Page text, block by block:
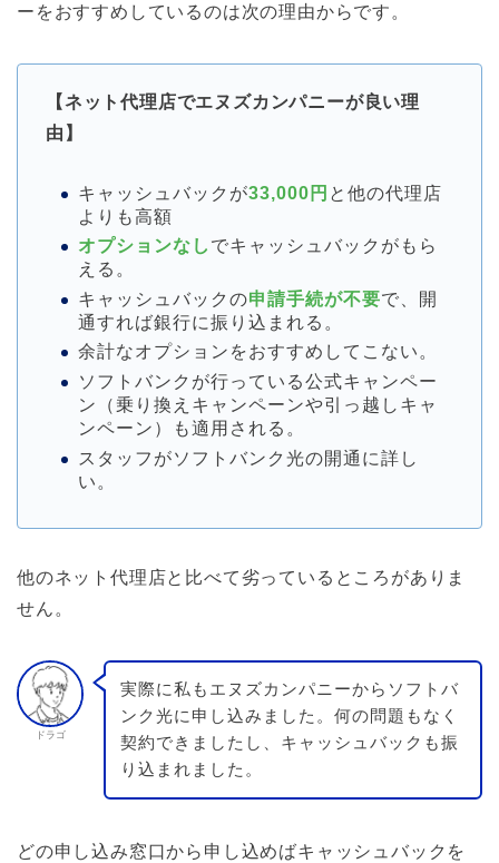
ーをおすすめしているのは次の理由からです。
【ネット代理店でエヌズカンパニーが良い理
由】
キャッシュバックが33,000円 と他の代理店
よりも高額
オプションなし でキャッシュバックがもら
える。
キャッシュバックの申請手続が不要で、開
通すれば銀行に振り込まれる。
余計なオプションをおすすめしてこない。
ソフトバンクが行っている公式キャンペー
ン（乗り換えキャンペーンや引っ越しキャ
ンペーン）も適用される。
スタッフがソフトバンク光の開通に詳し
い。
他のネット代理店と比べて劣っているところがありま
せん。
ドラゴ
実際に私もエヌズカンパニーからソフトバ
ンク光に申し込みました。何の問題もなく
契約できましたし、キャッシュバックも振
り込まれました。
どの申し込み窓口から申し込めばキャッシュバックを